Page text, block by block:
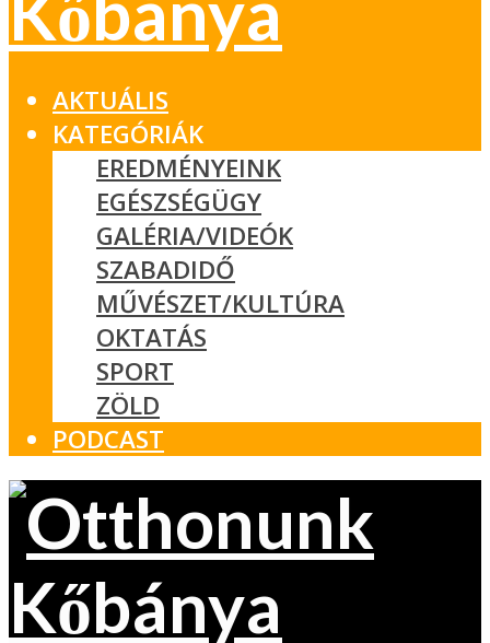
AKTUÁLIS
KATEGÓRIÁK
EREDMÉNYEINK
EGÉSZSÉGÜGY
GALÉRIA/VIDEÓK
SZABADIDŐ
MŰVÉSZET/KULTÚRA
OKTATÁS
SPORT
ZÖLD
PODCAST